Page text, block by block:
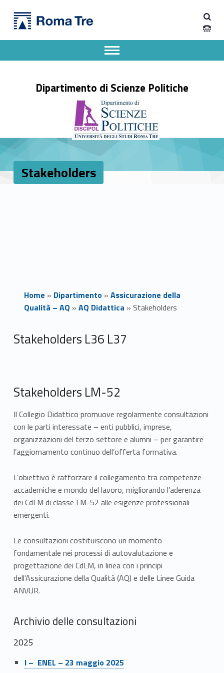
Stakeholders - Dipartimento di Scienze Politiche
Dipartimento di Scienze Politiche
Apri il menu secondario
Header info sidebar
Stakeholders
Home » Dipartimento» Assicurazione della
Qualità – AQ » AQ Didattica » Stakeholders
S
a
k
e
h
o
l
d
e
r
s
Stakeholders L36 L37
Stakeholders LM-52
Il Collegio Didattico promuove regolarmente consultazioni
con le parti interessate – enti pubblici, imprese,
organizzazioni del terzo settore e alumni – per garantire
l’aggiornamento continuo dell’offerta formativa.
L’obiettivo è rafforzare il collegamento tra competenze
accademiche e mondo del lavoro, migliorando l’aderenza
dei CdLM di classe LM-52 alle esigenze professionali
emergenti.
Le consultazioni costituiscono un momento
fondamentale nei processi di autovalutazione e
progettazione dei CdLM, in linea con i principi
dell’Assicurazione della Qualità (AQ) e delle Linee Guida
ANVUR.
Archivio delle consultazioni
2025
Link identifier #identifier__156924-1I – ENEL – 23 maggio 2025